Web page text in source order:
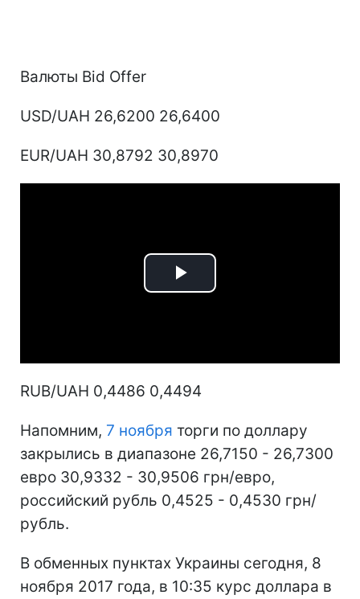
Валюты Bid Offer
USD/UAH 26,6200 26,6400
EUR/UAH 30,8792 30,8970
Play
RUB/UAH 0,4486 0,4494
Напомним, 7 ноября торги по доллару
закрылись в диапазоне 26,7150 - 26,7300
евро 30,9332 - 30,9506 грн/евро,
российский рубль 0,4525 - 0,4530 грн/
рубль.
В обменных пунктах Украины сегодня, 8
ноября 2017 года, в 10:35 курс доллара в